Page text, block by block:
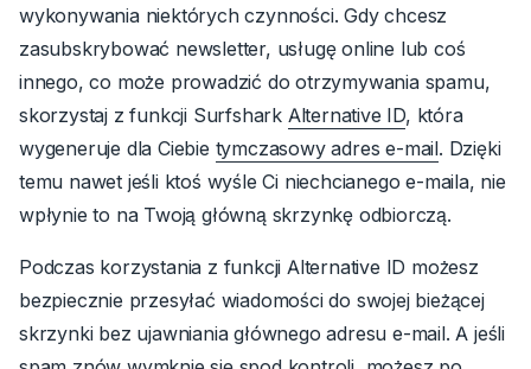
wykonywania niektórych czynności. Gdy chcesz
zasubskrybować newsletter, usługę online lub coś
innego, co może prowadzić do otrzymywania spamu,
skorzystaj z funkcji Surfshark Alternative ID, która
wygeneruje dla Ciebie tymczasowy adres e-mail. Dzięki
temu nawet jeśli ktoś wyśle Ci niechcianego e-maila, nie
wpłynie to na Twoją główną skrzynkę odbiorczą.
Podczas korzystania z funkcji Alternative ID możesz
bezpiecznie przesyłać wiadomości do swojej bieżącej
skrzynki bez ujawniania głównego adresu e-mail. A jeśli